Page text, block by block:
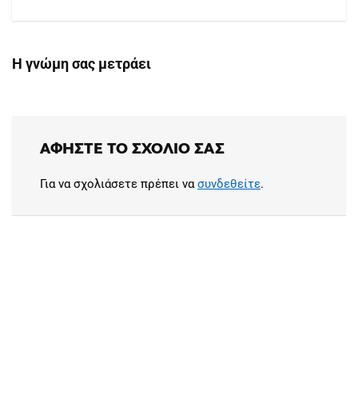
Η γνώμη σας μετράει
ΑΦΉΣΤΕ ΤΟ ΣΧΌΛΙΟ ΣΑΣ
Για να σχολιάσετε πρέπει νασυνδεθείτε.